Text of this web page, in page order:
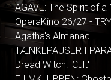
AGAVE: The Spirit of a
OperaKino 26/27 -
Agatha's Almanac
TÆNKEPAUSER I
Dread Witch: 'Cult'